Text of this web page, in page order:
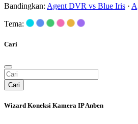
Bandingkan: Agent DVR vs Blue Iris ·
Tema:
Cari
Cari
Wizard Koneksi Kamera IP Anben